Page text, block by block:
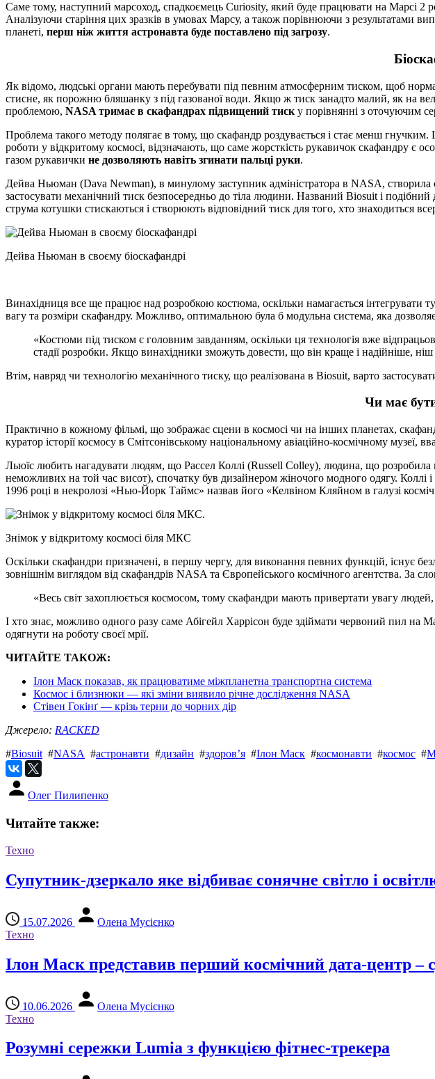
Саме тому, наступний марсоход, спадкоємець Curiosity, який буде працювати на Марсі 2
Аналізуючи старіння цих зразків в умовах Марсу, а також порівнюючи з результатами
планеті, перш ніж життя астронавта буде поставлено під загрозу.
Як відомо, людські органи мають перебувати під певним атмосферним тиском, щоб
стисне, як порожню бляшанку з під газованої води. Якщо ж тиск занадто малий, як на
проблемою, NASA тримає в скафандрах підвищений тиск у порівнянні з оточуючим
Проблема такого методу полягає в тому, що скафандр роздувається і стає менш
роботи у відкритому космосі, відзначають, що саме жорсткість рукавичок скафандру є
газом рукавички не дозволяють навіть згинати пальці руки.
Дейва Ньюман (Dava Newman), в минулому заступник адміністратора в NASA, створила
застосувати механічний тиск безпосередньо до тіла людини. Названий Biosuit і
струма котушки стискаються і створюють відповідний тиск для того, хто знаходиться
Дейва Ньюман в своєму біоскафандрі
Винахідниця все ще працює над розробкою костюма, оскільки намагається інтегрувати
вагу та розміри скафандру. Можливо, оптимальною була б модульна система, яка
«Костюми під тиском є головним завданням, оскільки ця технологія вже
стадії розробки. Якщо винахідники зможуть довести, що він краще і надійніше,
Втім, навряд чи технологію механічного тиску, що реалізована в Biosuit, варто
Чи має
Практично в кожному фільмі, що зображає сцени в космосі чи на інших планетах,
куратор історії космосу в Смітсонівському національному авіаційно-космічному музеї,
Льюїс любить нагадувати людям, що Рассел Коллі (Russell Colley), людина, що
неможливих на той час висот), спочатку був дизайнером жіночого модного одягу. Коллі
1996 році в некролозі «Нью-Йорк Таймс» назвав його «Келвіном Кляйном в галузі
Знімок у відкритому космосі біля МКС
Оскільки скафандри призначені, в першу чергу, для виконання певних функцій, існує
зовнішнім виглядом від скафандрів NASA та Європейського космічного агентства. За
«Весь світ захоплюється космосом, тому скафандри мають привертати увагу
І хто знає, можливо одного разу саме Абігейл Харрісон буде здіймати червоний пил
одягнути на роботу своєї мрії.
ЧИТАЙТЕ ТАКОЖ:
Ілон Маск показав, як працюватиме міжпланетна транспортна система
Космос і близнюки — які зміни виявило річне дослідження NASA
Стівен Гокінґ — крізь терни до чорних дір
Джерело: RACKED
#Biosuit #NASA #астронавти #дизайн #здоров’я #Ілон Маск #космонавти #космос #
Олег Пилипенко
Читайте также:
Техно
Супутник-дзеркало яке відбиває сонячне світло і
15.07.2026
Олена Мусієнко
Техно
Ілон Маск представив перший космічний дата-центр –
10.06.2026
Олена Мусієнко
Техно
Розумні сережки Lumia з функцією фітнес-трекера